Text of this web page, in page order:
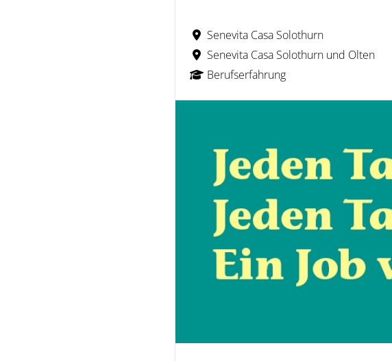
Senevita Casa Solothurn
Senevita Casa Solothurn und Olten
Berufserfahrung